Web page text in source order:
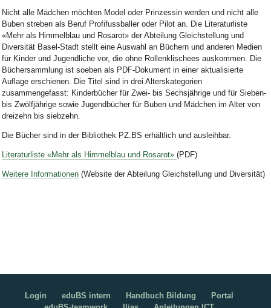
Nicht alle Mädchen möchten Model oder Prinzessin werden und nicht alle
Buben streben als Beruf Profifussballer oder Pilot an. Die Literaturliste
«Mehr als Himmelblau und Rosarot» der Abteilung Gleichstellung und
Diversität Basel-Stadt stellt eine Auswahl an Büchern und anderen Medien
für Kinder und Jugendliche vor, die ohne Rollenklischees auskommen. Die
Büchersammlung ist soeben als PDF-Dokument in einer aktualisierte
Auflage erschienen. Die Titel sind in drei Alterskategorien
zusammengefasst: Kinderbücher für Zwei- bis Sechsjährige und für Sieben-
bis Zwölfjährige sowie Jugendbücher für Buben und Mädchen im Alter von
dreizehn bis siebzehn.
Die Bücher sind in der Bibliothek PZ.BS erhältlich und ausleihbar.
Literaturliste «Mehr als Himmelblau und Rosarot» (PDF)
Weitere Informationen(Website der Abteilung Gleichstellung und Diversität)
Login eduBS intern Handbuch Bildung
Portal